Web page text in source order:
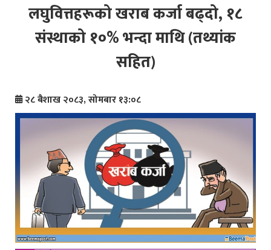
लघुवित्तहरूको खराब कर्जा बढ्दो, १८
संस्थाको १०% भन्दा माथि (तथ्यांक
सहित)
२८ बैशाख २०८३, सोमबार १३:०८